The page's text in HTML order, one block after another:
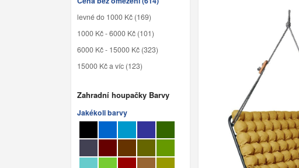
levné do 1000 Kč (169)
1000 Kč - 6000 Kč (101)
6000 Kč - 15000 Kč (323)
15000 Kč a víc (123)
Zahradní houpačky Barvy
Jakékoli barvy